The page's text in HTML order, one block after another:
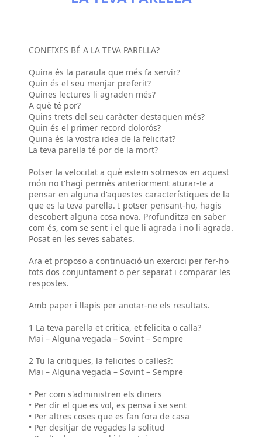
CONEIXES BÉ A LA TEVA PARELLA?
Quina és la paraula que més fa servir?
Quin és el seu menjar preferit?
Quines lectures li agraden més?
A què té por?
Quins trets del seu caràcter destaquen més?
Quin és el primer record dolorós?
Quina és la vostra idea de la felicitat?
La teva parella té por de la mort?
Potser la velocitat a què estem sotmesos en aquest
món no t'hagi permès anteriorment aturar-te a
pensar en alguna d'aquestes característiques de la
que es la teva parella. I potser pensant-ho, hagis
descobert alguna cosa nova. Profunditza en saber
com és, com se sent i el que li agrada i no li agrada.
Posat en les seves sabates.
Ara et proposo a continuació un exercici per fer-ho
tots dos conjuntament o per separat i comparar les
respostes.
Amb paper i llapis per anotar-ne els resultats.
1 La teva parella et critica, et felicita o calla?
Mai – Alguna vegada – Sovint – Sempre
2 Tu la critiques, la felicites o calles?:
Mai – Alguna vegada – Sovint – Sempre
• Per com s'administren els diners
• Per dir el que es vol, es pensa i se sent
• Per altres coses que es fan fora de casa
• Per desitjar de vegades la solitud